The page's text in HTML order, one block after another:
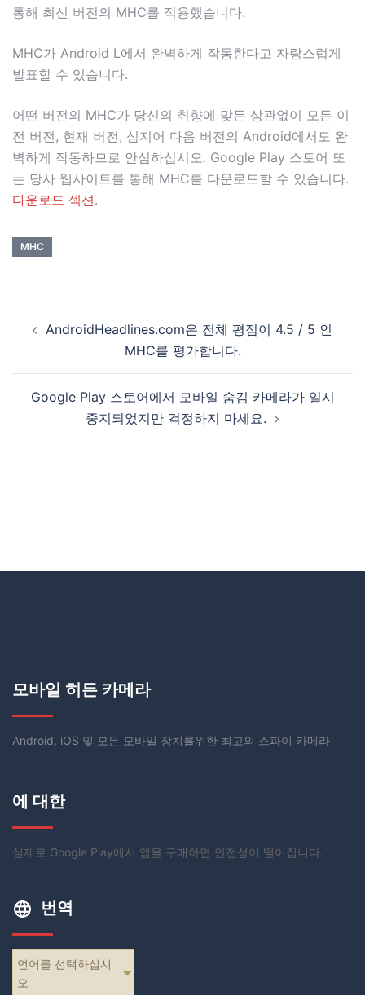
통해 최신 버전의 MHC를 적용했습니다.
MHC가 Android L에서 완벽하게 작동한다고 자랑스럽게
발표할 수 있습니다.
어떤 버전의 MHC가 당신의 취향에 맞든 상관없이 모든 이
전 버전, 현재 버전, 심지어 다음 버전의 Android에서도 완
벽하게 작동하므로 안심하십시오. Google Play 스토어 또
는 당사 웹사이트를 통해 MHC를 다운로드할 수 있습니다.
다운로드 섹션.
MHC
AndroidHeadlines.com은 전체 평점이 4.5 / 5 인
MHC를 평가합니다.
Google Play 스토어에서 모바일 숨김 카메라가 일시
중지되었지만 걱정하지 마세요.
모바일 히든 카메라
Android, iOS 및 모든 모바일 장치를위한 최고의 스파이 카메라
에 대한
실제로 Google Play에서 앱을 구매하면 안전성이 떨어집니다.
번역
언어를 선택하십시
오